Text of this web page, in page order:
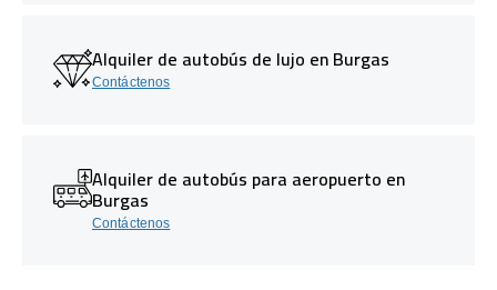
Alquiler de autobús de lujo en Burgas
Contáctenos
Alquiler de autobús para aeropuerto en
Burgas
Contáctenos